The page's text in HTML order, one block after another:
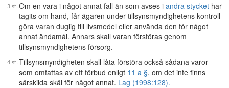
Om en vara i något annat fall än som avses i andra stycket har
tagits om hand, får ägaren under tillsynsmyndighetens kontroll
göra varan duglig till livsmedel eller använda den för något
annat ändamål. Annars skall varan förstöras genom
tillsynsmyndighetens försorg.
Tillsynsmyndigheten skall låta förstöra också sådana varor
som omfattas av ett förbud enligt 11 a §, om det inte finns
särskilda skäl för något annat. Lag (1998:128).